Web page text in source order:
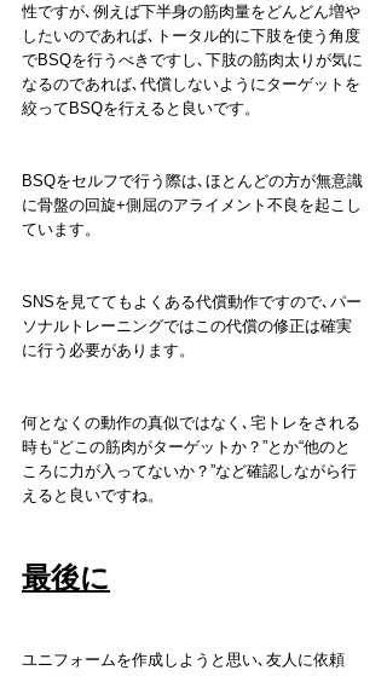
性ですが､例えば下半身の筋肉量をどんどん増や
したいのであれば､トータル的に下肢を使う角度
でBSQを行うべきですし､下肢の筋肉太りが気に
なるのであれば､代償しないようにターゲットを
絞ってBSQを行えると良いです。
BSQをセルフで行う際は､ほとんどの方が無意識
に骨盤の回旋+側屈のアライメント不良を起こし
ています。
SNSを見ててもよくある代償動作ですので､パー
ソナルトレーニングではこの代償の修正は確実
に行う必要があります。
何となくの動作の真似ではなく､宅トレをされる
時も“どこの筋肉がターゲットか？”とか“他のと
ころに力が入ってないか？”など確認しながら行
えると良いですね。
最後に
ユニフォームを作成しようと思い､友人に依頼